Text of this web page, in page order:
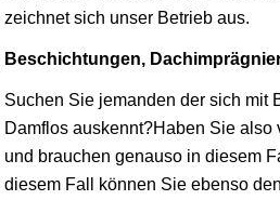
zeichnet sich unser Betrieb aus.
Beschichtungen,
Suchen Sie jemanden der sich mit
Damflos auskennt?Haben Sie also
und brauchen genauso in diesem
diesem Fall können Sie ebenso